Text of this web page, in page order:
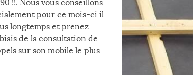
!!. Nous vous conseillons
pour ce mois-ci il
longtemps et prenez
de la consultation de
sur son mobile le plus